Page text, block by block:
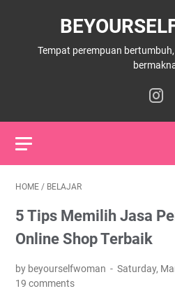
Tempat perempuan
HOME / BELAJAR
5 Tips Memilih Jasa
Online Shop Terbaik
by beyourselfwoman
Saturday,
19 comments